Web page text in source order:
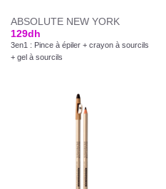
ABSOLUTE NEW YORK
129dh
3en1 : Pince à épiler + crayon à sourcils
+ gel à sourcils